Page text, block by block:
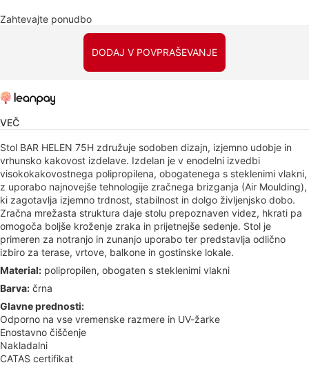
Zahtevajte ponudbo
DODAJ V POVPRAŠEVANJE
VEČ
Stol BAR HELEN 75H združuje sodoben dizajn, izjemno udobje in
vrhunsko kakovost izdelave. Izdelan je v enodelni izvedbi
visokokakovostnega polipropilena, obogatenega s steklenimi vlakni,
z uporabo najnovejše tehnologije zračnega brizganja (Air Moulding),
ki zagotavlja izjemno trdnost, stabilnost in dolgo življenjsko dobo.
Zračna mrežasta struktura daje stolu prepoznaven videz, hkrati pa
omogoča boljše kroženje zraka in prijetnejše sedenje. Stol je
primeren za notranjo in zunanjo uporabo ter predstavlja odlično
izbiro za terase, vrtove, balkone in gostinske lokale.
Material: polipropilen, obogaten s steklenimi vlakni
Barva: črna
Glavne prednosti:
Odporno na vse vremenske razmere in UV-žarke
Enostavno čiščenje
Nakladalni
CATAS certifikat